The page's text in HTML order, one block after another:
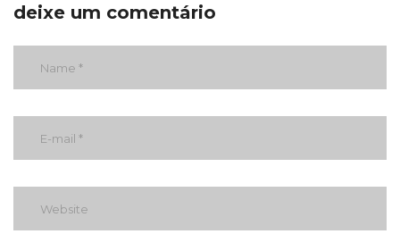
deixe um comentário